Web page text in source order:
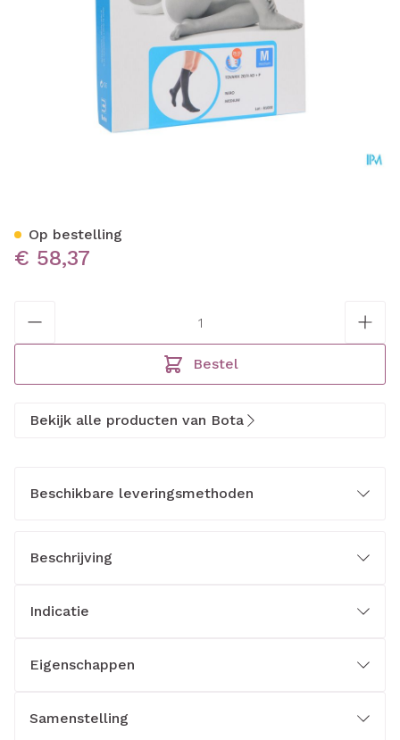
€ 58,37
Bestel
Op bestelling
Bekijk alle producten van Bota
Beschikbare leveringsmethoden
Beschrijving
Indicatie
Eigenschappen
Samenstelling